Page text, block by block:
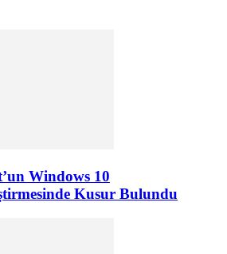
Windows 10
Kusur Bulundu